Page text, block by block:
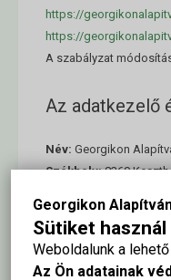
Georgikon
Sütiket
Weboldalunk a
Az Ön adatainak
https://
https://
A szabályzat
Az adatkezelő
Név: Georgikon
Székhely:8360
Telefon:
+3683/545-265
Fogalom